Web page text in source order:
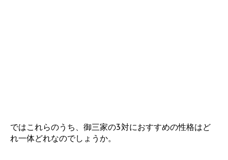
ではこれらのうち、御三家の3対におすすめの性格はど
れ一体どれなのでしょうか。